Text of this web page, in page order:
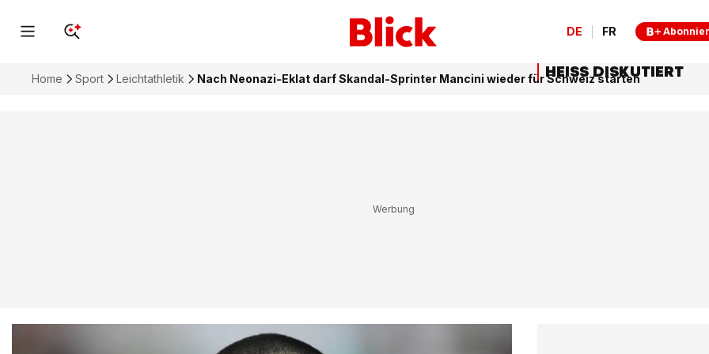
DE FR
Home Sport Leichtathletik Nach Neonazi-Eklat darf Skandal-Sprinter Mancini wieder für Schweiz starten
HEISS DISKUTIERT